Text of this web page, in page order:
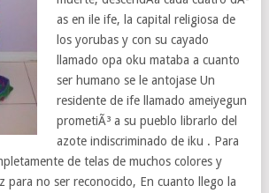
as en ile ife, la capital religiosa de
los yorubas y con su cayado
llamado opa oku mataba a cuanto
ser humano se le antojase Un
residente de ife llamado ameiyegun
prometiÃ³ a su pueblo librarlo del
azote indiscriminado de iku . Para
de telas de muchos colores y
para no ser reconocido, En cuanto llego la